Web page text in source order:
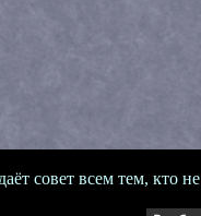
совет всем тем, кто